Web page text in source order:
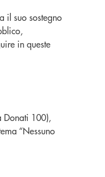
il suo sostegno
in queste
Donati 100),
“Nessuno